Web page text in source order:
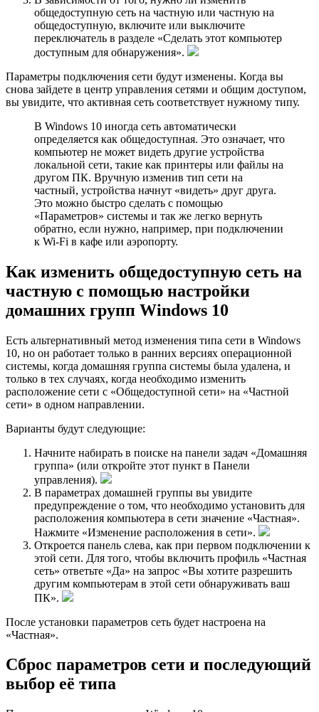
общедоступную сеть на частную или частную на
общедоступную, включите или выключите
переключатель в разделе «Сделать этот компьютер
доступным для обнаружения».
Параметры подключения сети будут изменены. Когда вы
снова зайдете в центр управления сетями и общим доступом,
вы увидите, что активная сеть соответствует нужному типу.
В Windows 10 иногда сеть автоматически
определяется как общедоступная. Это означает, что
компьютер не может видеть другие устройства
локальной сети, такие как принтеры или файлы на
другом ПК. Вручную изменив тип сети на
частный, устройства начнут «видеть» друг друга.
Это можно быстро сделать с помощью
«Параметров» системы и так же легко вернуть
обратно, если нужно, например, при подключении
к Wi-Fi в кафе или аэропорту.
Как изменить общедоступную сеть на
частную с помощью настройки
домашних групп Windows 10
Есть альтернативный метод изменения типа сети в Windows
10, но он работает только в ранних версиях операционной
системы, когда домашняя группа системы была удалена, и
только в тех случаях, когда необходимо изменить
расположение сети с «Общедоступной сети» на «Частной
сети» в одном направлении.
Варианты будут следующие:
Начните набирать в поиске на панели задач «Домашняя
группа» (или откройте этот пункт в Панели
управления).
В параметрах домашней группы вы увидите
предупреждение о том, что необходимо установить для
расположения компьютера в сети значение «Частная».
Нажмите «Изменение расположения в сети».
Откроется панель слева, как при первом подключении к
этой сети. Для того, чтобы включить профиль «Частная
сеть» ответьте «Да» на запрос «Вы хотите разрешить
другим компьютерам в этой сети обнаруживать ваш
ПК».
После установки параметров сеть будет настроена на
«Частная».
Сброс параметров сети и последующий
выбор её типа